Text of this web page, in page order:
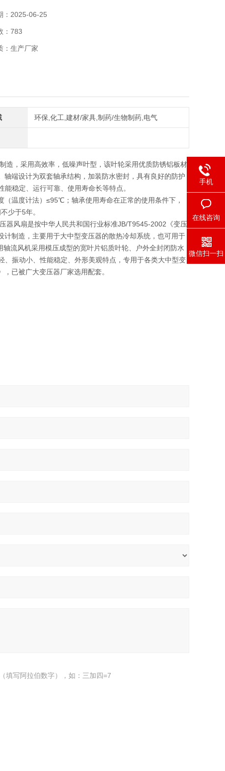
：2025-06-25
：783
：生产厂家
环保,化工,建材/家具,制药/生物制药,电气
造，采用高效率，低噪声叶型，该叶轮采用优质防锈铝板材
端设计为双套轴承结构，加装防水密封，具有良好的防护
稳定、运行可靠、使用寿命长等特点。
温度计法）≤95℃；轴承使用寿命在正常的使用条件下，
少于5年。
器风扇是按中华人民共和国行业标准JB/T9545-2002《变压
制造，主要用于大中型变压器的散热冷却系统，也可用于
流风机采用模压成型的宽叶片铝质叶轮、户外全封闭防水
振动小、性能稳定、外形美观特点，专用于各类大中型变
已被广大变压器厂家选用配套。
填写阿拉伯数字），如：三加四=7
手机
在线咨询
微信扫一扫